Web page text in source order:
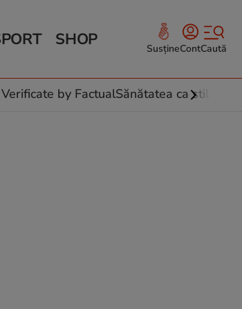
SHOP SusțineContCaută
by FactualSănătatea ca stil de